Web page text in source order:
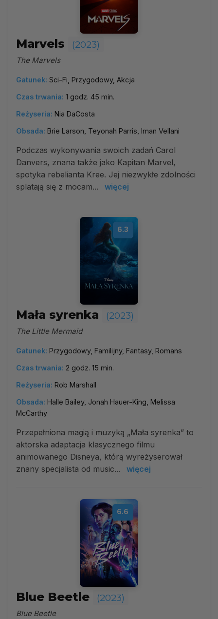
Marvels (2023)
The Marvels
Gatunek: Sci-Fi, Przygodowy, Akcja
Czas trwania: 1 godz. 45 min.
Reżyseria: Nia DaCosta
Obsada: Brie Larson, Teyonah Parris, Iman Vellani
Podczas wykonywania swoich zadań Carol
Danvers, znana także jako Kapitan Marvel,
spotyka rebelianta Kree. Jej niezwykłe zdolności
splatają się z mocam...
więcej
6.3
Mała syrenka (2023)
The Little Mermaid
Gatunek: Przygodowy, Familijny, Fantasy, Romans
Czas trwania: 2 godz. 15 min.
Reżyseria: Rob Marshall
Obsada: Halle Bailey, Jonah Hauer-King, Melissa
McCarthy
Przepełniona magią i muzyką „Mała syrenka” to
aktorska adaptacja klasycznego filmu
animowanego Disneya, którą wyreżyserował
znany specjalista od music...
więcej
6.6
Blue Beetle (2023)
Blue Beetle